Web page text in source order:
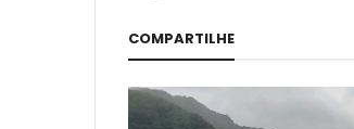
COMPARTILHE